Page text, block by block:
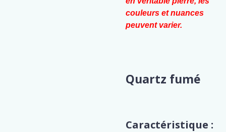
couleurs et nuances
peuvent varier.
Quartz fumé
Caractéristique :